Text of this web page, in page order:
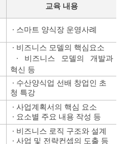
교육 내용
∙ 스마트 양식장 운영사례
∙ 비즈니스 모델의 핵심요소
∙ 비즈니스 모델의 개발과
혁신 등
∙ 수산양식업 선배 창업인 초
청 특강
∙사업계획서의 핵심 요소
∙ 요소별 주요 내용 작성 등
∙ 비즈니스 로직 구조와 설계
∙사업 및 전략컨셉의 도출 등